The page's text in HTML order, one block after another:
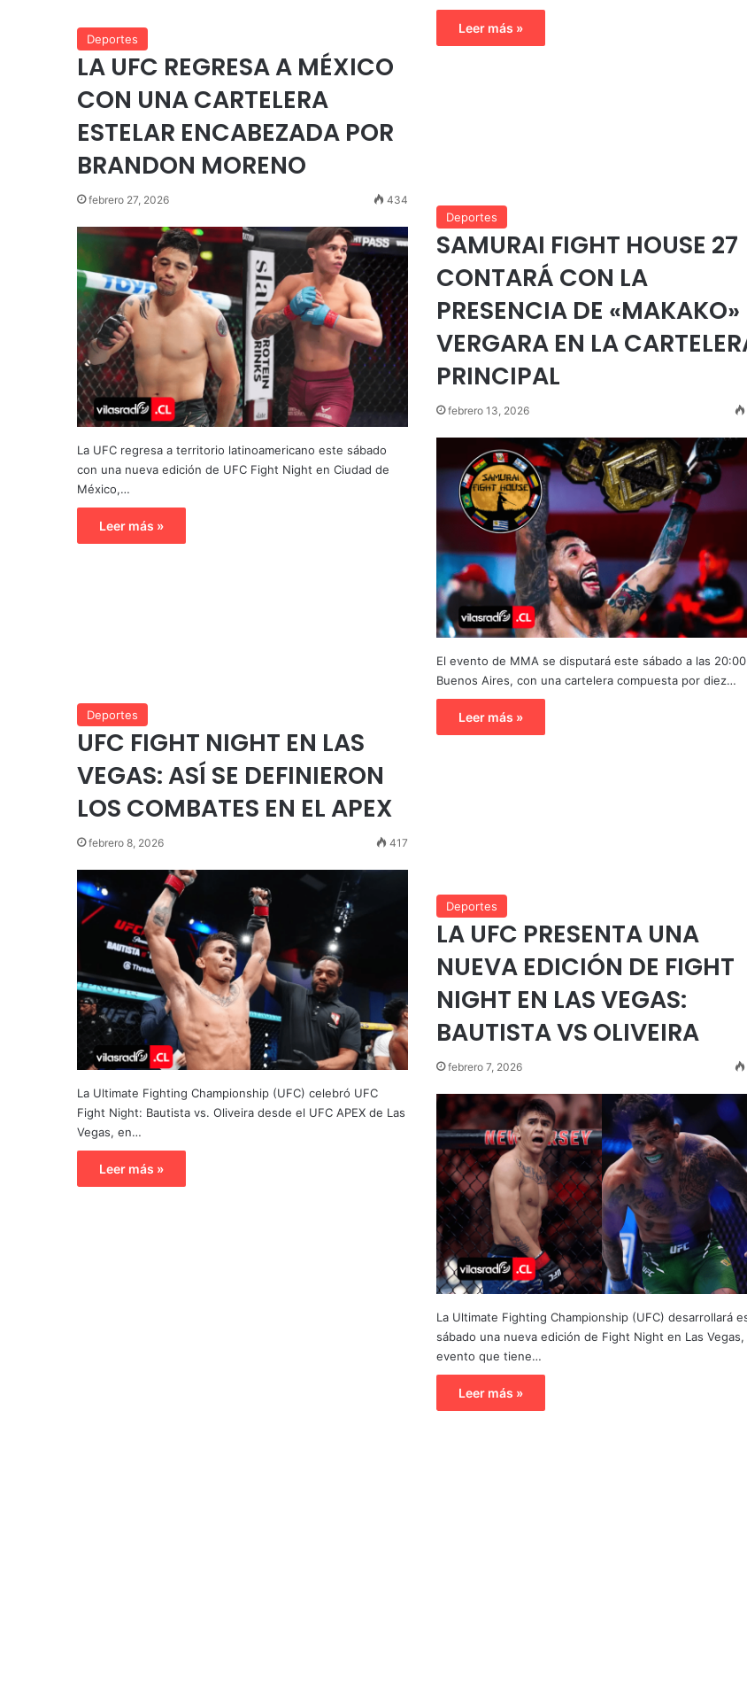
Leer más »
Deportes
LA UFC REGRESA A MÉXICO
CON UNA CARTELERA
ESTELAR ENCABEZADA POR
BRANDON MORENO
febrero 27, 2026 434
La UFC regresa a territorio latinoamericano este sábado
con una nueva edición de UFC Fight Night en Ciudad de
México,…
Leer más »
Deportes
SAMURAI FIGHT HOUSE 27
CONTARÁ CON LA
PRESENCIA DE «MAKAKO»
VERGARA EN LA
PRINCIPAL
febrero 13, 2026
El evento de MMA se disputará este sábado a las
Buenos Aires, con una cartelera compuesta por diez…
Leer más »
Deportes
UFC FIGHT NIGHT EN LAS
VEGAS: ASÍ SE DEFINIERON
LOS COMBATES EN EL APEX
febrero 8, 2026 417
La Ultimate Fighting Championship (UFC) celebró UFC
Fight Night: Bautista vs. Oliveira desde el UFC APEX de Las
Vegas, en…
Leer más »
Deportes
LA UFC PRESENTA UNA
NUEVA EDICIÓN DE FIGHT
NIGHT EN LAS VEGAS:
BAUTISTA VS OLIVEIRA
febrero 7, 2026
La Ultimate Fighting Championship (UFC) desarrollará
sábado una nueva edición de Fight Night en Las Vegas,
evento que tiene…
Leer más »